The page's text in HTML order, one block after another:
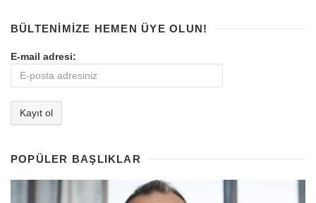
BÜLTENIMIZE HEMEN ÜYE OLUN!
E-mail adresi:
POPÜLER BAŞLIKLAR